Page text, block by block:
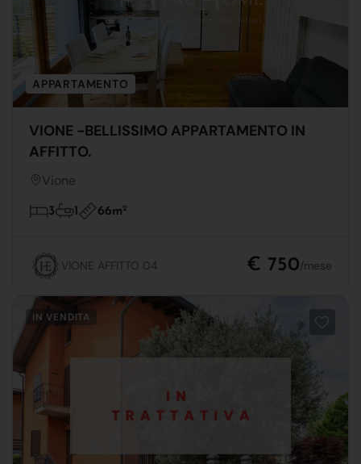
APPARTAMENTO
VIONE -BELLISSIMO APPARTAMENTO IN
AFFITTO.
Vione
3 1 66m2
VIONE AFFITTO 04 € 750/mese
IN VENDITA